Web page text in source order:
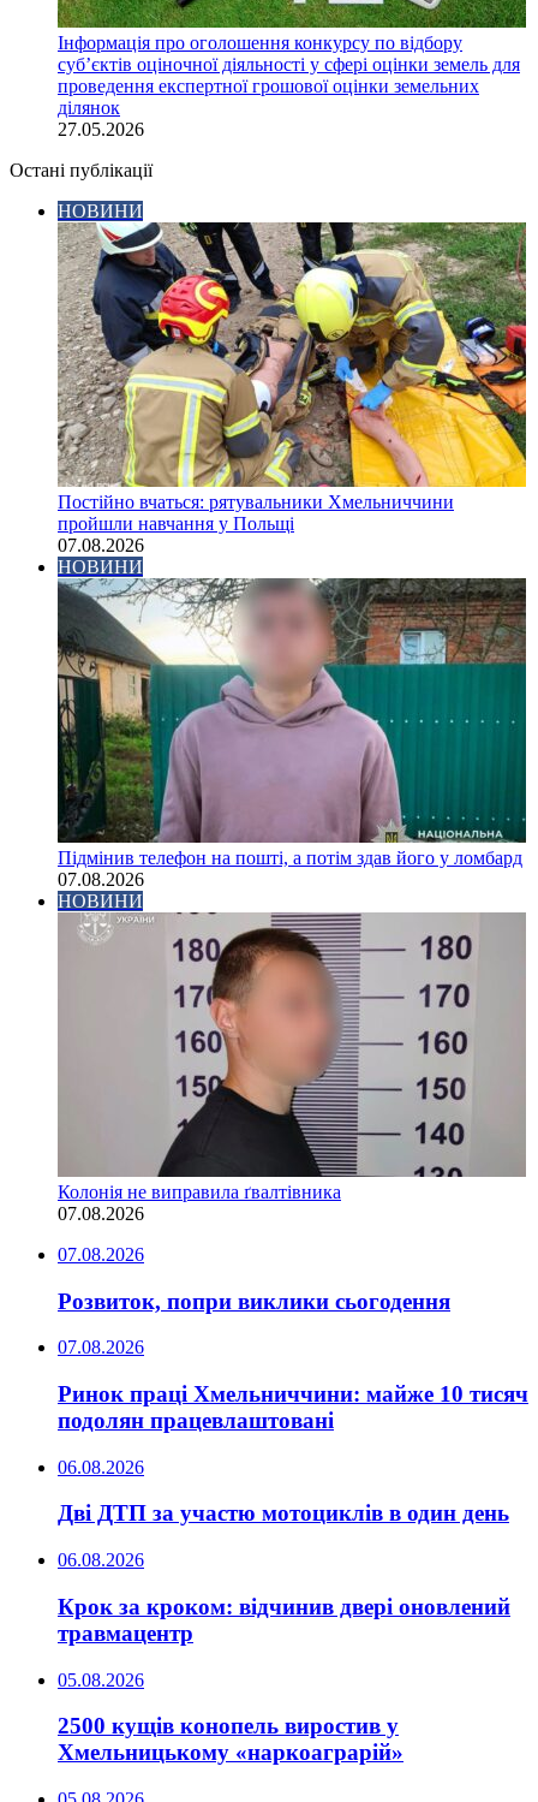
Інформація про оголошення конкурсу по відбору
суб’єктів оціночної діяльності у сфері оцінки земель для
проведення експертної грошової оцінки земельних
ділянок
27.05.2026
Остані публікації
НОВИНИ
Постійно вчаться: рятувальники Хмельниччини
пройшли навчання у Польщі
07.08.2026
НОВИНИ
Підмінив телефон на пошті, а потім здав його у ломбард
07.08.2026
НОВИНИ
Колонія не виправила ґвалтівника
07.08.2026
07.08.2026
Розвиток, попри виклики сьогодення
07.08.2026
Ринок праці Хмельниччини: майже 10 тисяч
подолян працевлаштовані
06.08.2026
Дві ДТП за участю мотоциклів в один день
06.08.2026
Крок за кроком: відчинив двері оновлений
травмацентр
05.08.2026
2500 кущів конопель виростив у
Хмельницькому «наркоаграрій»